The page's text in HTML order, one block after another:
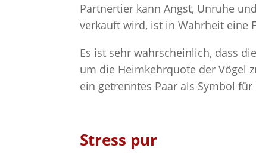
Partnertier kann Angst, Unruhe
verkauft wird, ist in Wahrheit eine
Es ist sehr wahrscheinlich, dass
um die Heimkehrquote der Vögel
ein getrenntes Paar als Symbol
Stress pur